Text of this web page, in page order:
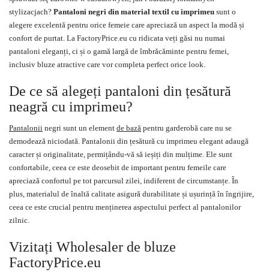
stylizacjach? Pantaloni negri din material textil cu imprimeu sunt o
alegere excelentă pentru orice femeie care apreciază un aspect la modă și
confort de purtat. La FactoryPrice.eu cu ridicata veți găsi nu numai
pantaloni eleganți, ci și o gamă largă de îmbrăcăminte pentru femei,
inclusiv bluze atractive care vor completa perfect orice look.
De ce să alegeți pantaloni din țesătură
neagră cu imprimeu?
Pantalonii negri sunt un element de bază pentru garderobă care nu se
demodează niciodată. Pantalonii din țesătură cu imprimeu elegant adaugă
caracter și originalitate, permițându-vă să ieșiți din mulțime. Ele sunt
confortabile, ceea ce este deosebit de important pentru femeile care
apreciază confortul pe tot parcursul zilei, indiferent de circumstanțe. În
plus, materialul de înaltă calitate asigură durabilitate și ușurință în îngrijire,
ceea ce este crucial pentru menținerea aspectului perfect al pantalonilor
zilnic.
Vizitați Wholesaler de bluze
FactoryPrice.eu